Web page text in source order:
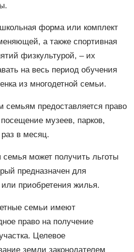
форма или комплект
а также спортивная
физкультурой, – их
на весь период обучения
из многодетной семьи.
семьям предоставляется право
музеев, парков,
в месяц.
семья может получить льготы
предназначен для
или приобретения жилья.
семьи имеют
право на получение
Целевое
земли законодателем